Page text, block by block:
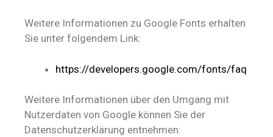
Weitere Informationen zu Google Fonts erhalten
Sie unter folgendem Link:
https://developers.google.com/fonts/faq
Weitere Informationen über den Umgang mit
Nutzerdaten von Google können Sie der
Datenschutzerklärung entnehmen: